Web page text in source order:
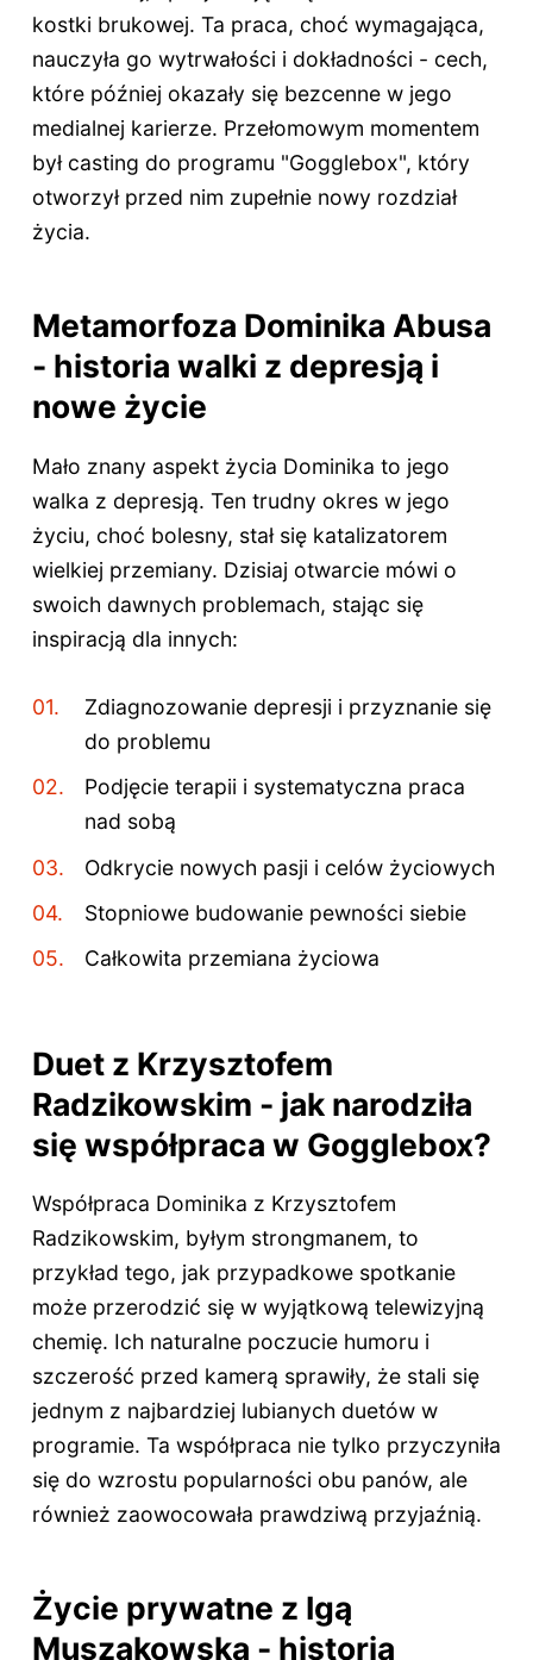
kostki brukowej. Ta praca, choć wymagająca,
nauczyła go wytrwałości i dokładności - cech,
które później okazały się bezcenne w jego
medialnej karierze. Przełomowym momentem
był casting do programu "Gogglebox", który
otworzył przed nim zupełnie nowy rozdział
życia.
Metamorfoza Dominika Abusa
- historia walki z depresją i
nowe życie
Mało znany aspekt życia Dominika to jego
walka z depresją. Ten trudny okres w jego
życiu, choć bolesny, stał się katalizatorem
wielkiej przemiany. Dzisiaj otwarcie mówi o
swoich dawnych problemach, stając się
inspiracją dla innych:
Zdiagnozowanie depresji i przyznanie się
do problemu
Podjęcie terapii i systematyczna praca
nad sobą
Odkrycie nowych pasji i celów życiowych
Stopniowe budowanie pewności siebie
Całkowita przemiana życiowa
Duet z Krzysztofem
Radzikowskim - jak narodziła
się współpraca w Gogglebox?
Współpraca Dominika z Krzysztofem
Radzikowskim, byłym strongmanem, to
przykład tego, jak przypadkowe spotkanie
może przerodzić się w wyjątkową telewizyjną
chemię. Ich naturalne poczucie humoru i
szczerość przed kamerą sprawiły, że stali się
jednym z najbardziej lubianych duetów w
programie. Ta współpraca nie tylko przyczyniła
się do wzrostu popularności obu panów, ale
również zaowocowała prawdziwą przyjaźnią.
Życie prywatne z Igą
Muszakowską - historia